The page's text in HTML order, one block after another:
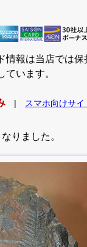
情報は当店では保
ています。
スマホ向けサ
りました。